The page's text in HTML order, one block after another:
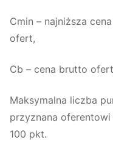
Cmin – najniższa
ofert,
Cb – cena brutto
Maksymalna liczba
przyznana
100 pkt.